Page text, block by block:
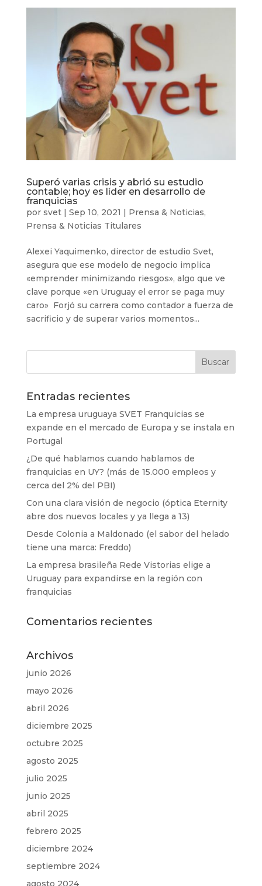
Superó varias crisis y abrió su estudio
contable; hoy es líder en desarrollo de
franquicias
por svet| Sep 10, 2021 | Prensa & Noticias,
Prensa & Noticias Titulares
Alexei Yaquimenko, director de estudio Svet,
asegura que ese modelo de negocio implica
«emprender minimizando riesgos», algo que ve
clave porque «en Uruguay el error se paga muy
caro» Forjó su carrera como contador a fuerza de
sacrificio y de superar varios momentos...
Entradas recientes
La empresa uruguaya SVET Franquicias se
expande en el mercado de Europa y se instala en
Portugal
¿De qué hablamos cuando hablamos de
franquicias en UY? (más de 15.000 empleos y
cerca del 2% del PBI)
Con una clara visión de negocio (óptica Eternity
abre dos nuevos locales y ya llega a 13)
Desde Colonia a Maldonado (el sabor del helado
tiene una marca: Freddo)
La empresa brasileña Rede Vistorias elige a
Uruguay para expandirse en la región con
franquicias
Comentarios recientes
Archivos
junio 2026
mayo 2026
abril 2026
diciembre 2025
octubre 2025
agosto 2025
julio 2025
junio 2025
abril 2025
febrero 2025
diciembre 2024
septiembre 2024
agosto 2024